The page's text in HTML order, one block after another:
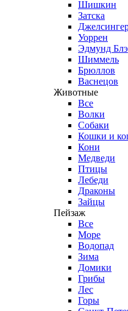
Шишкин
Затска
Уоррен
Эдмунд
Шиммель
Брюллов
Васнецов
Животные
Все
Волки
Собаки
Кошки и
Кони
Медведи
Птицы
Лебеди
Драконы
Зайцы
Пейзаж
Все
Море
Водопад
Зима
Домики
Грибы
Лес
Горы